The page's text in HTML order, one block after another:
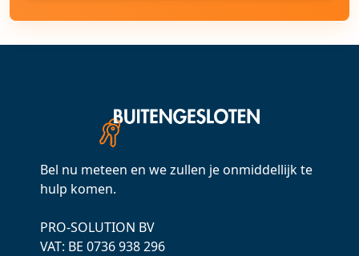
Bel nu meteen en we zullen je onmiddellijk te
hulp komen.
PRO-SOLUTION BV
VAT: ВЕ 0736 938 296